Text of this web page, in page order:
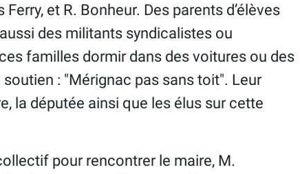
et R. Bonheur. Des parents d’élèves
des militants syndicalistes ou
familles dormir dans des voitures ou des
: "Mérignac pas sans toit". Leur
la députée ainsi que les élus sur cette
pour rencontrer le maire, M.